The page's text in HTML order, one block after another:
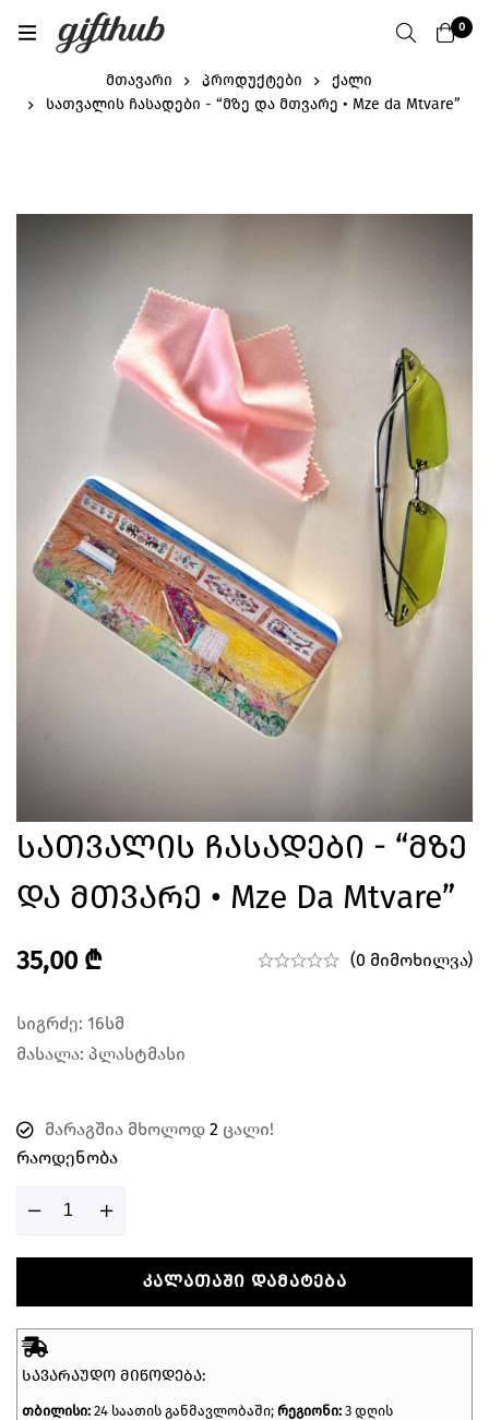
0
მთავარი პროდუქტები
ქალი
სათვალის ჩასადები - “მზე და მთვარე • Mze da Mtvare”
Სათვალის Ჩასადები - “მზე
Და Მთვარე • Mze Da Mtvare”
35,00 ₾ (0 მიმოხილვა)
სიგრძე: 16სმ
მასალა: პლასტმასი
მარაგშია მხოლოდ 2 ცალი!
Რაოდენობა
ᲙᲐᲚᲐᲗᲐᲨᲘ ᲓᲐᲛᲐᲢᲔᲑᲐ
ᲡᲐᲕᲐᲠᲐᲣᲓᲝ ᲛᲘᲬᲝᲓᲔᲑᲐ:
თბილისი: 24 საათის განმავლობაში; რეგიონი: 3 დღის